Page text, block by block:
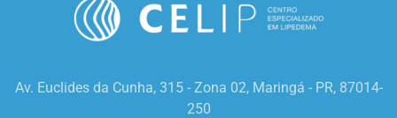
Av. Euclides da Cunha, 315 - Zona 02, Maringá - PR, 87014-
250